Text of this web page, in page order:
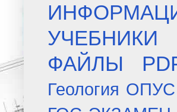
УЧЕБНИКИ
ФАЙЛЫ
Геология ОПУС